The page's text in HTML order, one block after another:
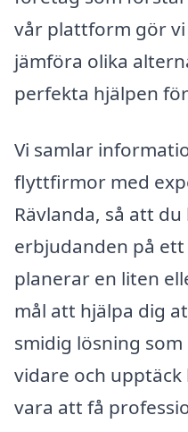
vår plattform gör
jämföra olika
perfekta hjälpen
Vi samlar
flyttfirmor med
Rävlanda, så att
erbjudanden på
planerar en liten
mål att hjälpa dig
smidig lösning
vidare och
vara att få